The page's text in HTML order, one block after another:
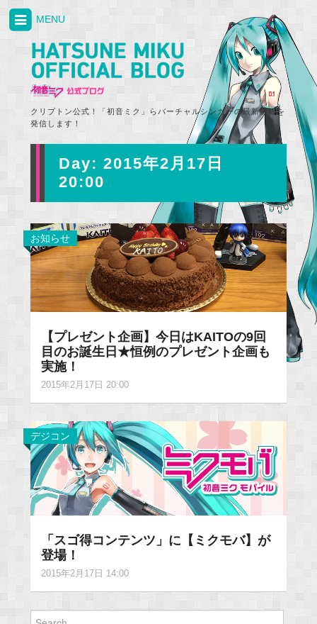
クリプトン公式！「初音ミク」らバーチャルシンガーの最新情報を
発信します！
MENU
Day: 2015年2月17日
20:00
お知らせ
【プレゼント企画】今日はKAITOの9回
目のお誕生日★恒例のプレゼント企画も
実施！
2015年2月17日 20:00
デジコン
「スゴ得コンテンツ」に【ミクモバ】が
登場！
2015年2月17日 14:00